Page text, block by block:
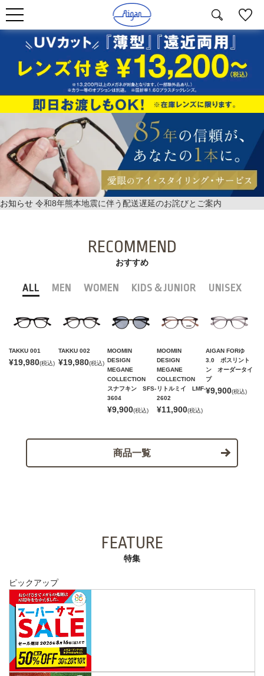
お知らせ 令和8年熊本地震に伴う配送遅延のお詫びとご案内
RECOMMEND
おすすめ
ALL MEN WOMEN KIDS＆JUNIOR UNISEX
TAKKU 001
¥19,980(税込)
TAKKU 002
¥19,980(税込)
MOOMIN
DESIGN
MEGANE
COLLECTION
スナフキン SFS-
3604
¥9,900(税込)
MOOMIN
DESIGN
MEGANE
COLLECTION
リトルミイ LMF-
2602
¥11,900(税込)
AIGAN FORゆ
3.0 ボスリント
ン オーダータイ
プ
¥9,900(税込)
商品一覧
FEATURE
特集
ピックアップ